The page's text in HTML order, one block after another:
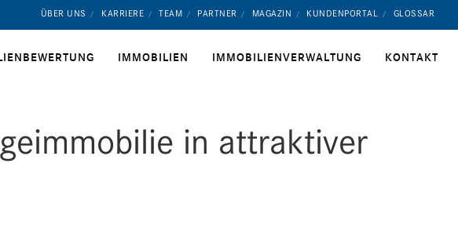
ÜBER UNS KARRIERE TEAM PARTNER MAGAZIN KUNDENPORTAL GLOSSAR
IMMOBILIEN IMMOBILIENVERWALTUNG KONTAKT
in attraktiver